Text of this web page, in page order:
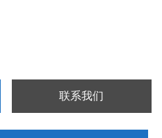
联系我们